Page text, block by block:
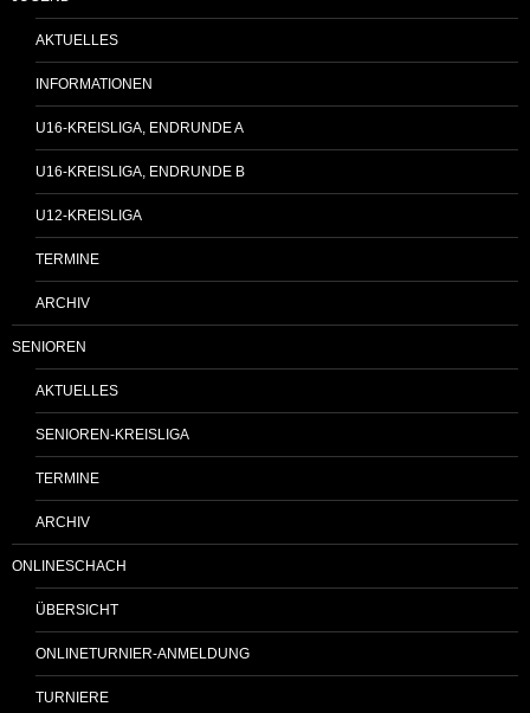
AKTUELLES
INFORMATIONEN
U16-KREISLIGA, ENDRUNDE A
U16-KREISLIGA, ENDRUNDE B
U12-KREISLIGA
TERMINE
ARCHIV
SENIOREN
AKTUELLES
SENIOREN-KREISLIGA
TERMINE
ARCHIV
ONLINESCHACH
ÜBERSICHT
ONLINETURNIER-ANMELDUNG
TURNIERE